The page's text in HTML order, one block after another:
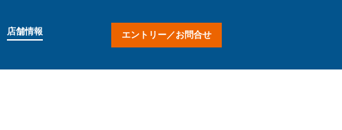
エントリー／お問合せ
店舗情報